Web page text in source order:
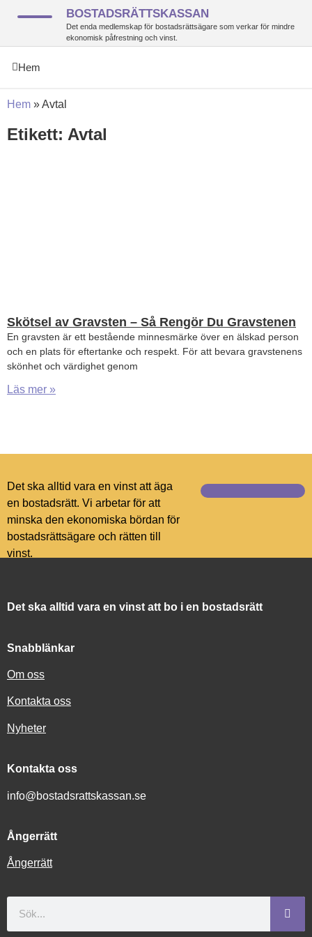
BOSTADSRÄTTSKASSAN
Det enda medlemskap för bostadsrättsägare som verkar för mindre
ekonomisk påfrestning och vinst.
Hem
Hem »Avtal
Etikett: Avtal
Skötsel av Gravsten – Så Rengör Du Gravstenen
En gravsten är ett bestående minnesmärke över en älskad person
och en plats för eftertanke och respekt. För att bevara gravstenens
skönhet och värdighet genom
Läs mer »
Det ska alltid vara en vinst att äga
en bostadsrätt. Vi arbetar för att
minska den ekonomiska bördan för
bostadsrättsägare och rätten till
vinst.
Det ska alltid vara en vinst att bo i en bostadsrätt
Snabblänkar
Om oss
Kontakta oss
Nyheter
Kontakta oss
info@bostadsrattskassan.se
Ångerrätt
Ångerrätt